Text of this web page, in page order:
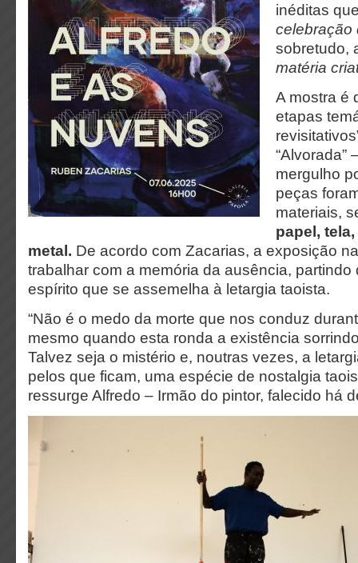
inéditas
celebração
sobretudo,
matéria
A mostra é
etapas
mergulho
peças
materiais,
papel,
metal. De acordo com Zacarias, a exposição
trabalhar com a memória da ausência, partindo
espírito que se assemelha à letargia taoista.
“Não é o medo da morte que nos conduz
mesmo quando esta ronda a existência
Talvez seja o mistério e, noutras vezes, a
pelos que ficam, uma espécie de nostalgia
ressurge Alfredo – Irmão do pintor, falecido há